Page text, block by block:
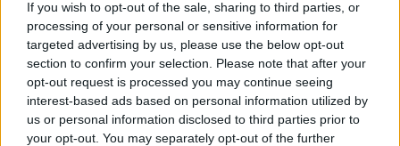
If you wish to opt-out of the sale, sharing to third parties, or
processing of your personal or sensitive information for
targeted advertising by us, please use the below opt-out
section to confirm your selection. Please note that after your
opt-out request is processed you may continue seeing
interest-based ads based on personal information utilized by
us or personal information disclosed to third parties prior to
your opt-out. You may separately opt-out of the further
20 de rețete de salate de vară fără prelucrare termică
06.08.2026